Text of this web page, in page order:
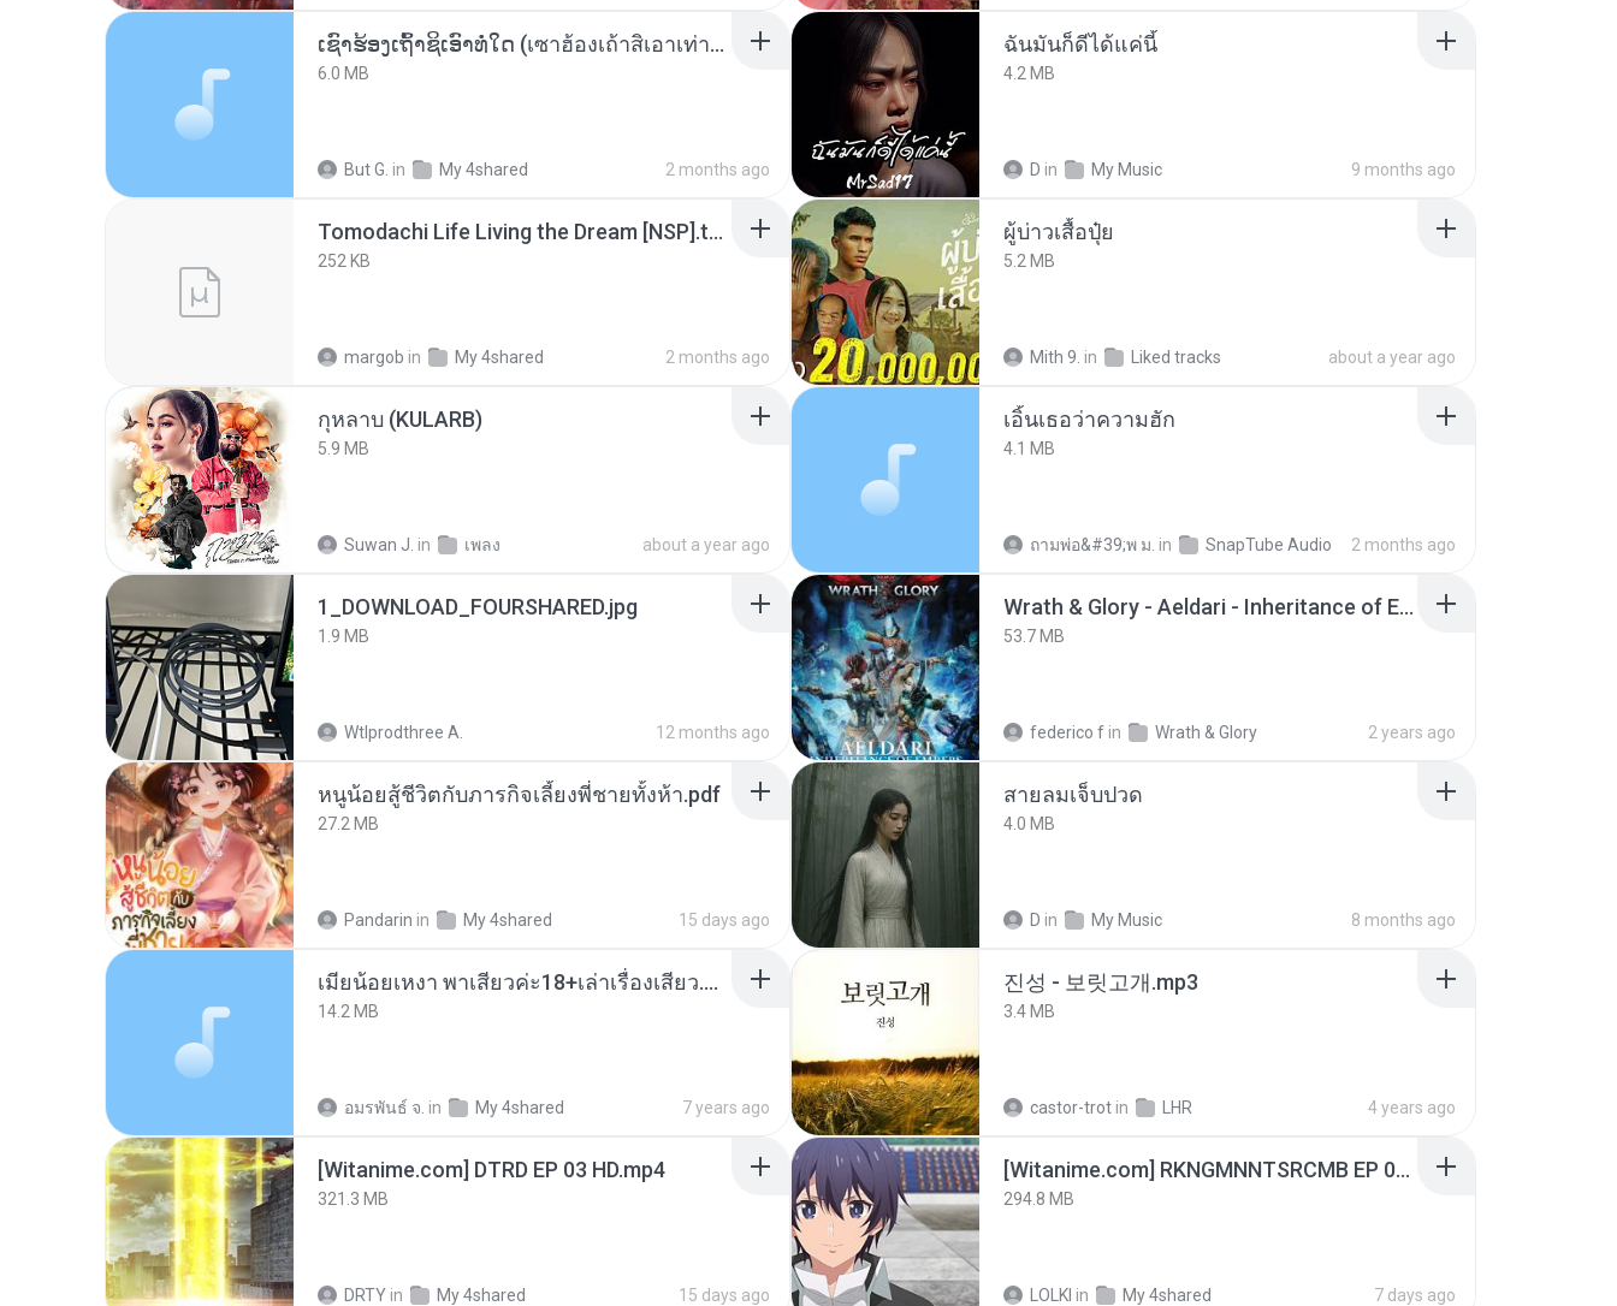
ເຊົາຮ້ອງເຖົ້າຊິເອົາທໍ່ໃດ (เซาฮ้องเถ้าสิเอาเท่าใด) ບຸນເກີດ ຫນູຫ່ວງ ft. ໂສພາ ຈຸນທະລາ
6.0 MB
But G. in My 4shared 2 months ago
ฉันมันก็ดีได้แค่นี้
4.2 MB
D in My Music 9 months ago
Tomodachi Life Living the Dream [NSP].torrent
252 KB
margob in My 4shared 2 months ago
ผู้บ่าวเสื้อปุ๋ย
5.2 MB
Mith 9. in Liked tracks about a year ago
กุหลาบ (KULARB)
5.9 MB
Suwan J. in เพลง about a year ago
เอิ้นเธอว่าความฮัก
4.1 MB
ถามพ่อ&#39;พ ม. in SnapTube Audio 2 months ago
1_DOWNLOAD_FOURSHARED.jpg
1.9 MB
Wtlprodthree A. 12 months ago
Wrath & Glory - Aeldari - Inheritance of Embers.pdf
53.7 MB
federico f in Wrath & Glory 2 years ago
หนูน้อยสู้ชีวิตกับภารกิจเลี้ยงพี่ชายทั้งห้า.pdf
27.2 MB
Pandarin in My 4shared 15 days ago
สายลมเจ็บปวด
4.0 MB
D in My Music 8 months ago
เมียน้อยเหงา พาเสียวค่ะ18+เล่าเรื่องเสียว.mp3
14.2 MB
อมรพันธ์ จ. in My 4shared 7 years ago
진성 - 보릿고개.mp3
3.4 MB
castor-trot in LHR 4 years ago
[Witanime.com] DTRD EP 03 HD.mp4
321.3 MB
DRTY in My 4shared 15 days ago
[Witanime.com] RKNGMNNTSRCMB EP 06 HD.mp4
294.8 MB
LOLKI in My 4shared 7 days ago